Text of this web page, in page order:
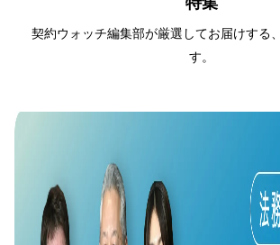
契約ウォッチ編集部が厳選してお届けする
す。